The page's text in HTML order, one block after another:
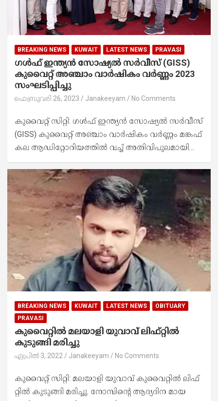
BREAKING NEWS KUWAIT LATEST NEWS PRAVASI
ഗൾഫ് ഇന്ത്യൻ സോഷ്യൽ സർവീസ് (GISS)
കുവൈറ്റ് അഞ്ചാം വാർഷികം വർണ്ണം 2023
സംഘടിപ്പിച്ചു
ഫെബ്രുവരി 26, 2023 Janakeeyam No Comments
കുവൈറ്റ് സിറ്റി: ഗൾഫ് ഇന്ത്യൻ സോഷ്യൽ സർവീസ്
(GISS) കുവൈറ്റ് അഞ്ചാം വാർഷികം വർണ്ണം മങ്കഫ്
കല ആഡിറ്റോറിയത്തിൽ വച്ച് അതിവിപുലമായി…
BREAKING NEWS KUWAIT LATEST NEWS
OBITUARY
PRAVASI
കുവൈറ്റിൽ മലയാളി യുവാവ്​ ലിഫ്​റ്റിൽ
കുടുങ്ങി മരിച്ചു
ഏപ്രിൽ 3, 2022 Janakeeyam No Comments
കുവൈറ്റ് സിറ്റി: മലയാളി യുവാവ്​ കുവൈറ്റിൽ ലിഫ്​
റ്റിൽ കുടുങ്ങി മരിച്ചു. നോമ്പിന്റെ ആദ്യദിന മായ